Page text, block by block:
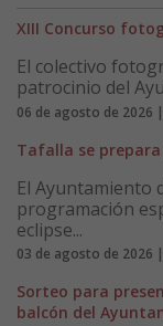
XIII Concurso
El colectivo
patrocinio del
06 de agosto de 2026
Tafalla se
El Ayuntamiento
programación
eclipse...
03 de agosto de 2026
Sorteo para
balcón del